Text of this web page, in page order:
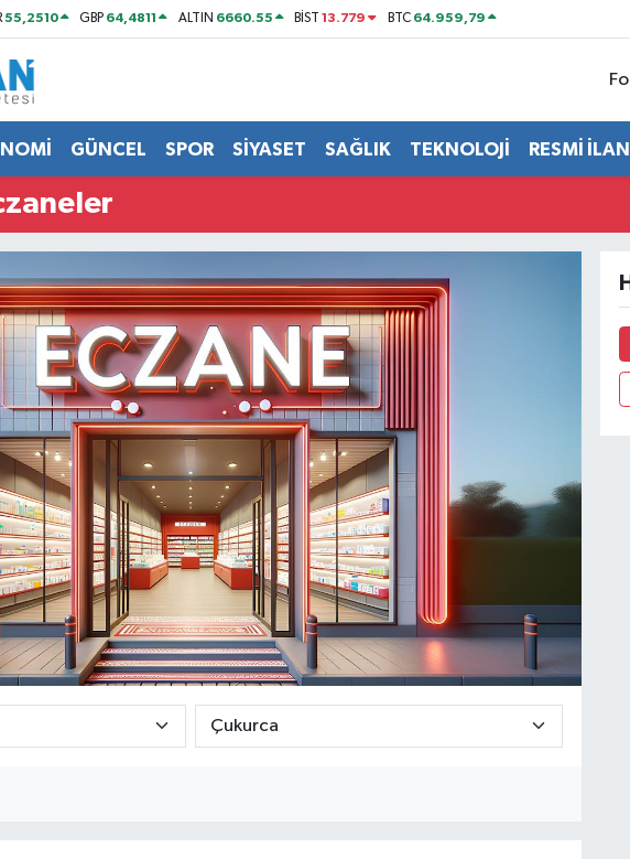
55,2510 GBP 64,4811 ALTIN 6660.55 BİST13.779 BTC 64.959,79
GÜNCEL SPOR SİYASET SAĞLIK TEKNOLOJİ RESMİ İLAN